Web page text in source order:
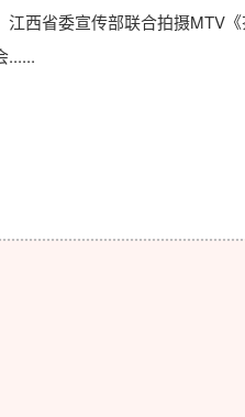
西省委宣传部联合拍摄MTV
......